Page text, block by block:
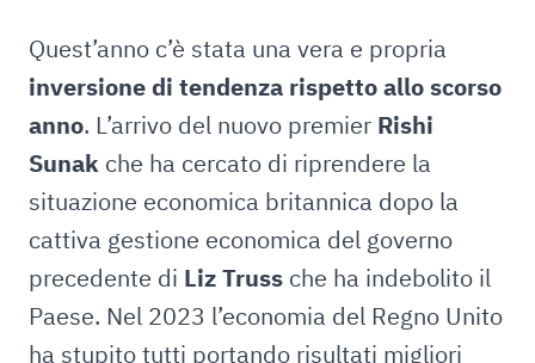
Quest’anno c’è stata una vera e propria
inversione di tendenza rispetto allo scorso
anno. L’arrivo del nuovo premier Rishi
Sunak che ha cercato di riprendere la
situazione economica britannica dopo la
cattiva gestione economica del governo
precedente di Liz Truss che ha indebolito il
Paese. Nel 2023 l’economia del Regno Unito
ha stupito tutti portando risultati migliori